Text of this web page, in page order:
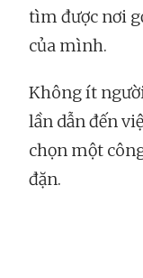
tìm được nơi
của mình.
Không ít
lần dẫn đến
chọn một
đặn.